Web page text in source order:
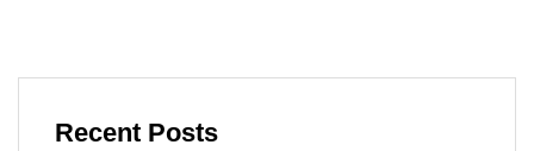
Recent Posts